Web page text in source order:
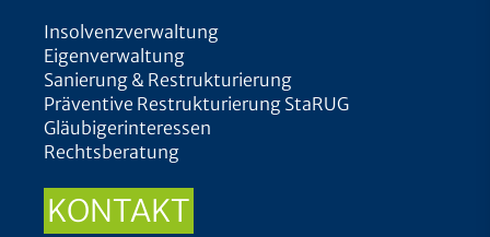
Insolvenzverwaltung
Eigenverwaltung
Sanierung & Restrukturierung
Präventive Restrukturierung StaRUG
Gläubigerinteressen
Rechtsberatung
KONTAKT